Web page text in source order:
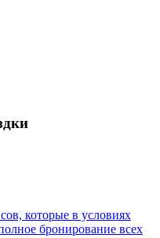
которые в условиях
бронирование всех